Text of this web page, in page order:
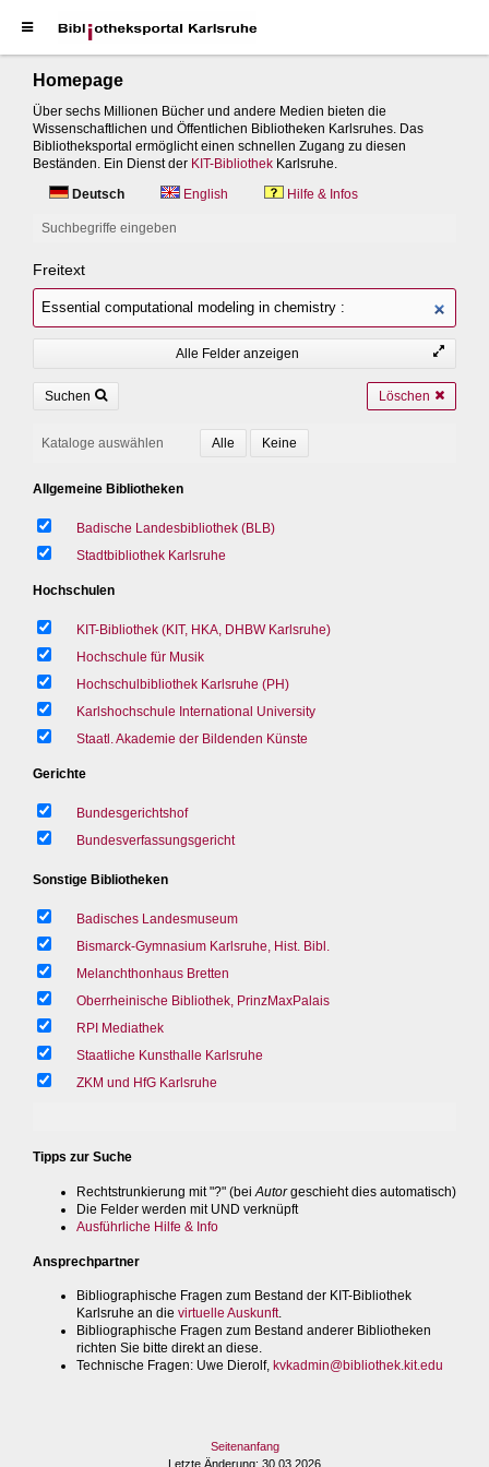
Homepage
Über sechs Millionen Bücher und andere Medien bieten die
Wissenschaftlichen und Öffentlichen Bibliotheken Karlsruhes. Das
Bibliotheksportal ermöglicht einen schnellen Zugang zu diesen
Beständen. Ein Dienst der KIT-Bibliothek Karlsruhe.
Deutsch
English Hilfe & Infos
Suchbegriffe eingeben
Freitext
Alle Felder anzeigen
Suchen Löschen
Kataloge auswählen
Allgemeine Bibliotheken
Badische Landesbibliothek (BLB)
Stadtbibliothek Karlsruhe
Hochschulen
KIT-Bibliothek (KIT, HKA, DHBW Karlsruhe)
Hochschule für Musik
Hochschulbibliothek Karlsruhe (PH)
Karlshochschule International University
Staatl. Akademie der Bildenden Künste
Gerichte
Bundesgerichtshof
Bundesverfassungsgericht
Sonstige Bibliotheken
Badisches Landesmuseum
Bismarck-Gymnasium Karlsruhe, Hist. Bibl.
Melanchthonhaus Bretten
Oberrheinische Bibliothek, PrinzMaxPalais
RPI Mediathek
Staatliche Kunsthalle Karlsruhe
ZKM und HfG Karlsruhe
Tipps zur Suche
Rechtstrunkierung mit "?" (bei Autorgeschieht dies automatisch)
Die Felder werden mit UND verknüpft
Ausführliche Hilfe & Info
Ansprechpartner
Bibliographische Fragen zum Bestand der KIT-Bibliothek
Karlsruhe an die virtuelle Auskunft.
Bibliographische Fragen zum Bestand anderer Bibliotheken
richten Sie bitte direkt an diese.
Technische Fragen: Uwe Dierolf, kvkadmin@bibliothek.kit.edu
Seitenanfang
Letzte Änderung: 30.03.2026